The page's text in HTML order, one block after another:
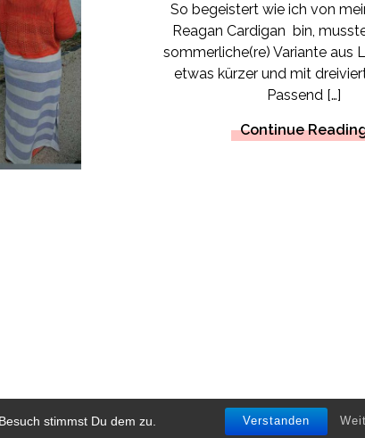
stimmst Du dem zu. Verstanden
So begeistert wie ich von
Reagan Cardigan bin,
sommerliche(re) Variante aus
etwas kürzer und mit
Passend […]
Continue